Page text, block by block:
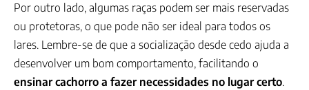
Por outro lado, algumas raças podem ser mais reservadas
ou protetoras, o que pode não ser ideal para todos os
lares. Lembre-se de que a socialização desde cedo ajuda a
desenvolver um bom comportamento, facilitando o
ensinar cachorro a fazer necessidades no lugar certo.